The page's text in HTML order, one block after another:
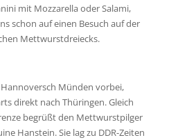
mit Mozzarella oder Salami,
schon auf einen Besuch auf der
Mettwurstdreiecks.
Münden vorbei,
direkt nach Thüringen. Gleich
begrüßt den Mettwurstpilger
Hanstein. Sie lag zu DDR-Zeiten